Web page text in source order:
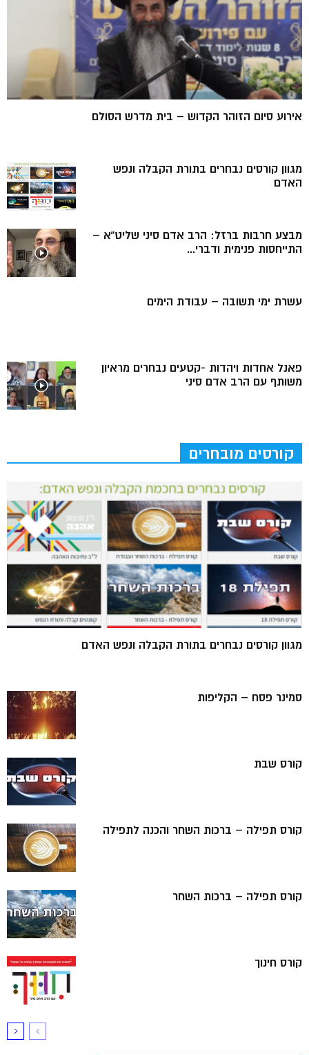
אירוע סיום הזוהר הקדוש – בית מדרש הסולם
מגוון קורסים נבחרים בתורת הקבלה ונפש
האדם
מבצע חרבות ברזל: הרב אדם סיני שליט”א –
התייחסות פנימית ודברי...
עשרת ימי תשובה – עבודת הימים
פאנל אחדות ויהדות -קטעים נבחרים מראיון
משותף עם הרב אדם סיני
קורסים מובחרים
מגוון קורסים נבחרים בתורת הקבלה ונפש האדם
סמינר פסח – הקליפות
קורס שבת
קורס תפילה – ברכות השחר והכנה לתפילה
קורס תפילה – ברכות השחר
קורס חינוך